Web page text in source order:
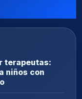
terapeutas:
niños con